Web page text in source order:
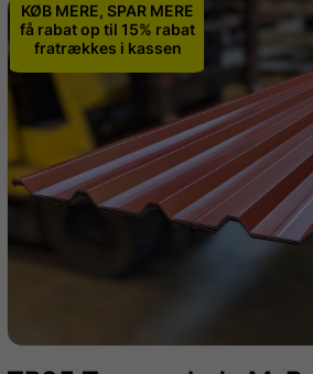
KØB MERE, SPAR MERE
få rabat op til 15% rabat
fratrækkes i kassen